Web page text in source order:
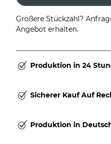
Größere Stückzahl?
Angebot erhalten.
Produktion in 24
Sicherer Kauf Auf
Produktion in